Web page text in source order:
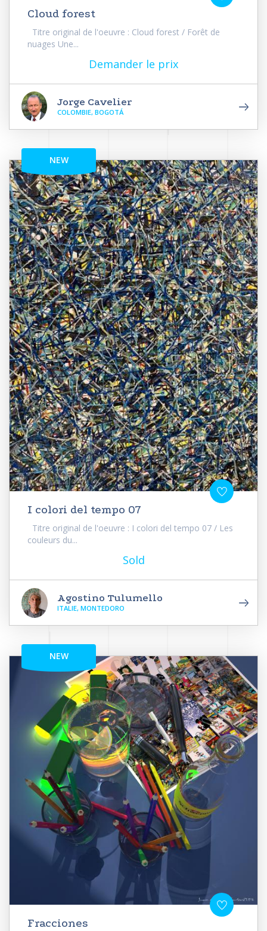
Cloud forest
Titre original de l'oeuvre : Cloud forest / Forêt de
nuages Une...
Demander le prix
Jorge Cavelier
COLOMBIE, BOGOTÁ
NEW
I colori del tempo 07
Titre original de l'oeuvre : I colori del tempo 07 / Les
couleurs du...
Sold
Agostino Tulumello
ITALIE, MONTEDORO
NEW
Fracciones